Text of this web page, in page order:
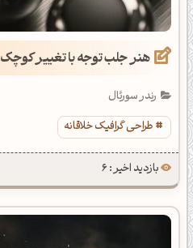
هنر جلب توجه با تغییر کوچک
رندر سورئال
طراحی گرافیک خلاقانه
بازدید اخیر : 6